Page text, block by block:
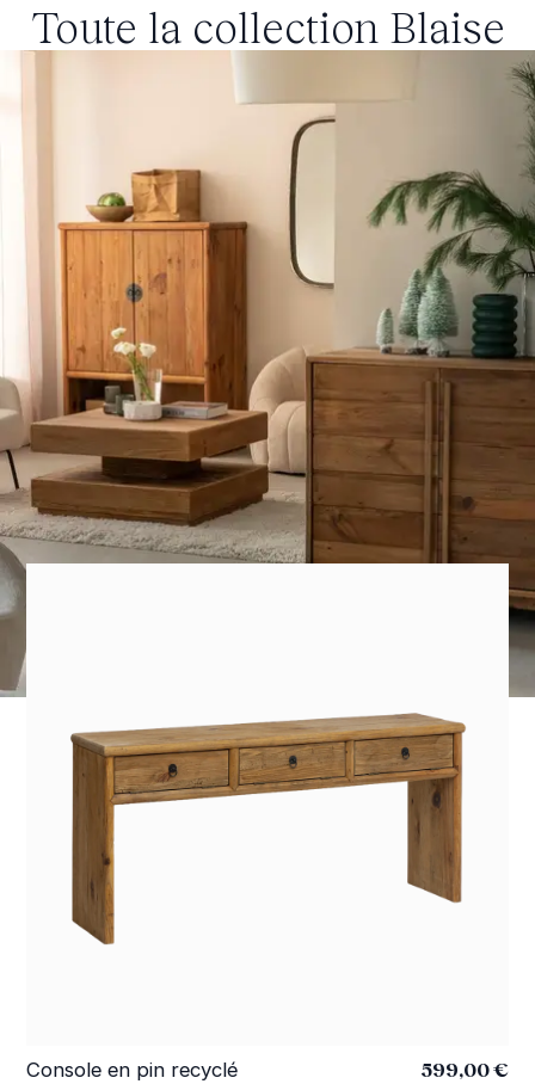
Toute la collection Blaise
Console en pin recyclé
599,00 €